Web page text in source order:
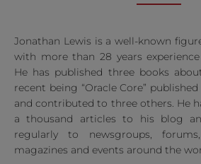
Jonathan Lewis is a well-known
with more than 28 years
He has published three books
recent being “Oracle Core” published
and contributed to three others. He
a thousand articles to his blog
regularly to newsgroups,
magazines and events around the